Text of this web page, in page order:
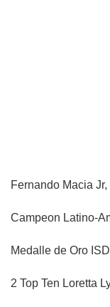
Fernando Macia Jr,
Campeon Latino-
Medalle de Oro
2 Top Ten Loretta